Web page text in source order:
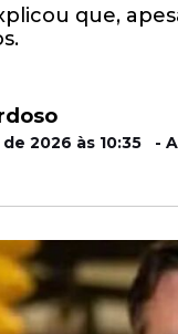
que,
2026 às 10:35 -